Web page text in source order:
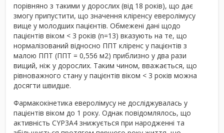
порівняно з такими у дорослих (від 18 років), що дає
змогу припустити, що значення кліренсу еверолімусу
вище у молодших пацієнтів. Обмежені дані щодо
пацієнтів віком < 3 років (n=13) вказують на те, що
нормалізований відносно ППТ кліренс у пацієнтів з
малою ППТ (ППТ = 0,556 м2) приблизно у два рази
вищий, ніж у дорослих. Таким чином, вважається, що
рівноважного стану у пацієнтів віком < 3 років можна
досягти швидше.
Фармакокінетика еверолімусу не досліджувалась у
пацієнтів віком до 1 року. Однак повідомлялось, що
активність CYP3A4 знижується при народженні та